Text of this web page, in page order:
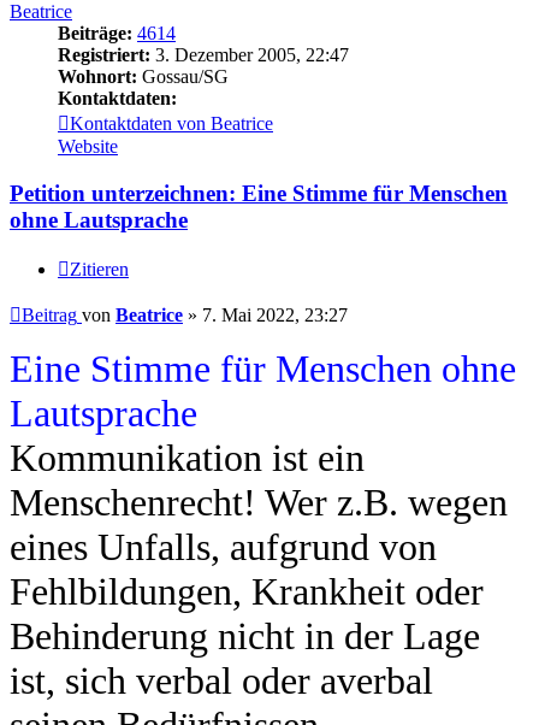
Beatrice
Beiträge: 4614
Registriert: 3. Dezember 2005, 22:47
Wohnort: Gossau/SG
Kontaktdaten:
Kontaktdaten von Beatrice
Website
Petition unterzeichnen: Eine Stimme für Menschen
ohne Lautsprache
Zitieren
Beitrag von Beatrice » 7. Mai 2022, 23:27
Eine Stimme für Menschen ohne
Lautsprache
Kommunikation ist ein
Menschenrecht! Wer z.B. wegen
eines Unfalls, aufgrund von
Fehlbildungen, Krankheit oder
Behinderung nicht in der Lage
ist, sich verbal oder averbal